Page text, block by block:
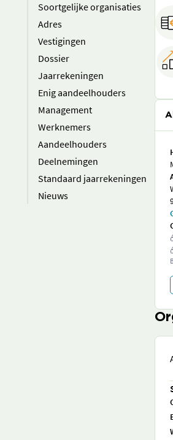
Soortgelijke organisaties
Adres
Vestigingen
Dossier
Jaarrekeningen
Enig aandeelhouders
Management
Werknemers
Aandeelhouders
Deelnemingen
Standaard jaarrekeningen
Nieuws